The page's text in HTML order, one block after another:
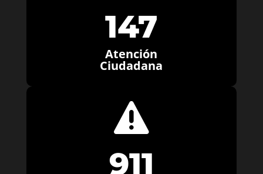
147
Atención
Ciudadana

911